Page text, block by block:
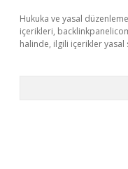
Hukuka ve yasal
içerikleri,
halinde, ilgili içerikler yasal